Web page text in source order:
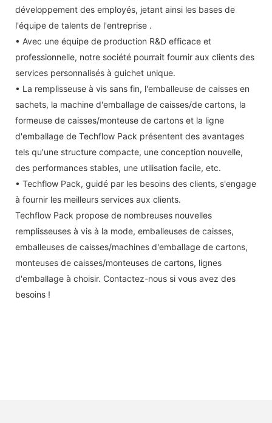
développement des employés, jetant ainsi les bases de
l'équipe de talents de l'entreprise .
• Avec une équipe de production R&D efficace et
professionnelle, notre société pourrait fournir aux clients des
services personnalisés à guichet unique.
• La remplisseuse à vis sans fin, l'emballeuse de caisses en
sachets, la machine d'emballage de caisses/de cartons, la
formeuse de caisses/monteuse de cartons et la ligne
d'emballage de Techflow Pack présentent des avantages
tels qu'une structure compacte, une conception nouvelle,
des performances stables, une utilisation facile, etc.
• Techflow Pack, guidé par les besoins des clients, s'engage
à fournir les meilleurs services aux clients.
Techflow Pack propose de nombreuses nouvelles
remplisseuses à vis à la mode, emballeuses de caisses,
emballeuses de caisses/machines d'emballage de cartons,
monteuses de caisses/monteuses de cartons, lignes
d'emballage à choisir. Contactez-nous si vous avez des
besoins !